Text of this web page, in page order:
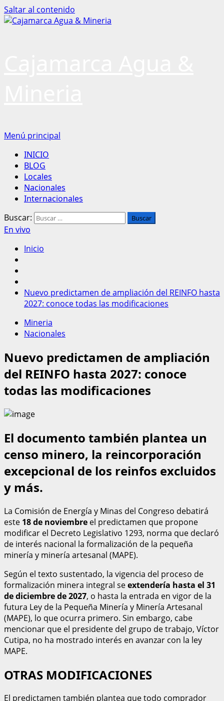
Saltar al contenido
Menú principal
INICIO
BLOG
Locales
Nacionales
Internacionales
Buscar:
En vivo
Inicio
Nuevo predictamen de ampliación del REINFO hasta
2027: conoce todas las modificaciones
Mineria
Nacionales
Nuevo predictamen de ampliación
del REINFO hasta 2027: conoce
todas las modificaciones
El documento también plantea un
censo minero, la reincorporación
excepcional de los reinfos excluidos
y más.
La Comisión de Energía y Minas del Congreso debatirá
este 18 de noviembre el predictamen que propone
modificar el Decreto Legislativo 1293, norma que declaró
de interés nacional la formalización de la pequeña
minería y minería artesanal (MAPE).
Según el texto sustentado, la vigencia del proceso de
formalización minera integral seextendería hasta el 31
de diciembre de 2027, o hasta la entrada en vigor de la
futura Ley de la Pequeña Minería y Minería Artesanal
(MAPE), lo que ocurra primero. Sin embargo, cabe
mencionar que el presidente del grupo de trabajo, Víctor
Cutipa, no ha mostrado interés en avanzar con la ley
MAPE.
OTRAS MODIFICACIONES
El predictamen también plantea que todo comprador